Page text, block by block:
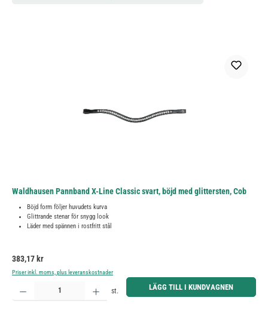
Waldhausen Pannband X-Line Classic svart, böjd med glittersten, Cob
Böjd form följer huvudets kurva
Glittrande stenar för snygg look
Läder med spännen i rostfritt stål
Ordinarie pris:
383,17 kr
Priser inkl. moms, plus leveranskostnader
Produktkvantitet: Ange önskat belopp eller använd knapparna för att öka eller minska kvantiteten.
st. LÄGG TILL I KUNDVAGNEN